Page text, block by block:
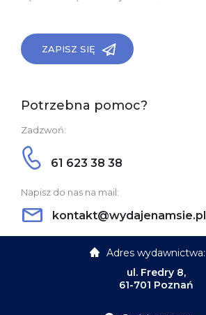
ZAPISZ SIĘ
Potrzebna pomoc?
Zadzwoń:
61 623 38 38
Napisz do nas na mail:
kontakt@wydajenamsie.pl
Adres wydawnictwa:
ul. Fredry 8,
61-701 Poznań